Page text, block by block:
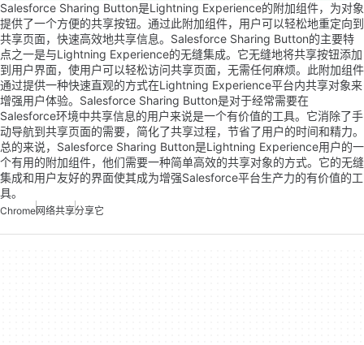
Salesforce Sharing Button是Lightning Experience的附加组件，为对象
提供了一个方便的共享按钮。通过此附加组件，用户可以轻松地重定向到
共享页面，快速高效地共享信息。Salesforce Sharing Button的主要特
点之一是与Lightning Experience的无缝集成。它无缝地将共享按钮添加
到用户界面，使用户可以轻松访问共享页面，无需任何麻烦。此附加组件
通过提供一种快速直观的方式在Lightning Experience平台内共享对象来
增强用户体验。Salesforce Sharing Button是对于经常需要在
Salesforce环境中共享信息的用户来说是一个有价值的工具。它消除了手
动导航到共享页面的需要，简化了共享过程，节省了用户的时间和精力。
总的来说，Salesforce Sharing Button是Lightning Experience用户的一
个有用的附加组件，他们需要一种简单高效的共享对象的方式。它的无缝
集成和用户友好的界面使其成为增强Salesforce平台生产力的有价值的工
具。
Chrome网络共享分享它